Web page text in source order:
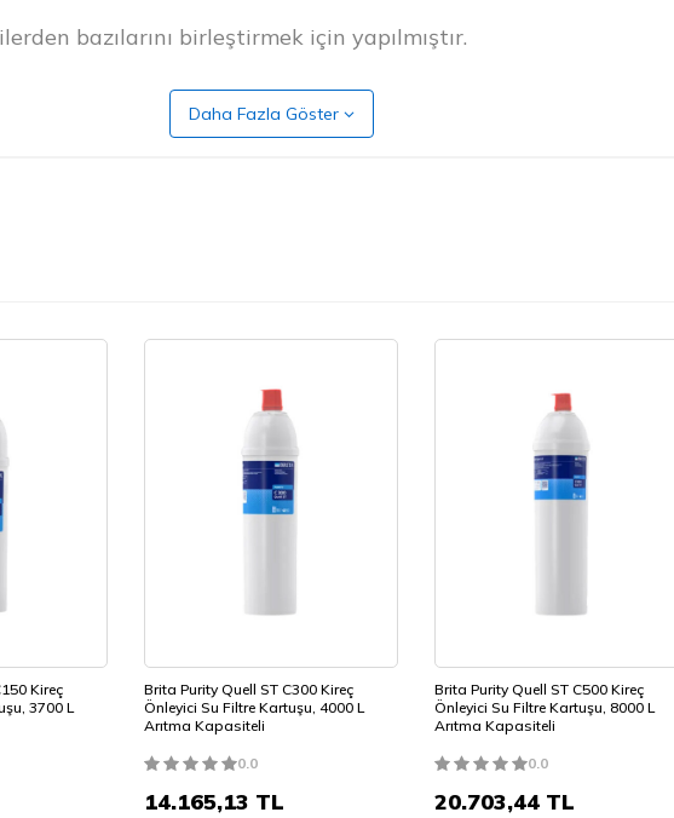
bazılarını birleştirmek için yapılmıştır.
ile her bir demleme kafası, harici bir zamanlayıcıya ihtiyaç
birleştirir; benzersiz taç yaprağı benzeri basmalı düğme
açıp kapatmasını sağlayan yenilikçi Buhar Gücü
hale getirecek şekilde konumlandırılmıştır. .
ekstraksiyonlarını garanti eder. Bunu sistemdeki basıncı
kademeli olarak artırır. Mümkün olan en iyi bardağı
Daha Fazla Göster
Kireç
3700 L
Brita Purity Quell ST C300 Kireç
Önleyici Su Filtre Kartuşu, 4000 L
Arıtma Kapasiteli
0.0
14.165,13 TL
Brita Purity Quell ST C500 Kireç
Önleyici Su Filtre Kartuşu, 8000 L
Arıtma Kapasiteli
0.0
20.703,44 TL